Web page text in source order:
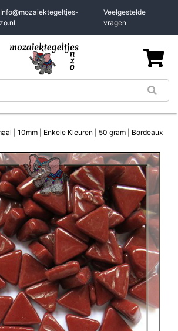
Info@mozaiektegeltjes-
Veelgestelde
vragen
| 10mm | Enkele Kleuren | 50 gram | Bordeaux